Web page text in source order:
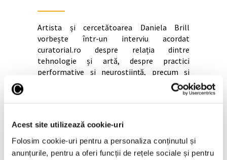
Acest site utilizează cookie-uri
Folosim cookie-uri pentru a personaliza conținutul și
anunțurile, pentru a oferi funcții de rețele sociale și pentru
Artista și cercetătoarea Daniela Brill
vorbește într-un interviu acordat
curatorial.ro despre relația dintre
tehnologie și artă, despre practici
performative și neuroștiință, precum și
despre instalația participativă care va fi
prezentată la Ars Electronica din Linz și
Continuă lectura >